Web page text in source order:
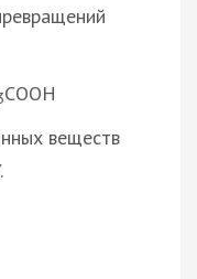
COOH
веществ